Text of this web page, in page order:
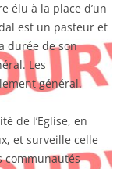
élu à la place d’un
est un pasteur et
durée de son
Les
général.
de l’Eglise, en
et surveille celle
communautés